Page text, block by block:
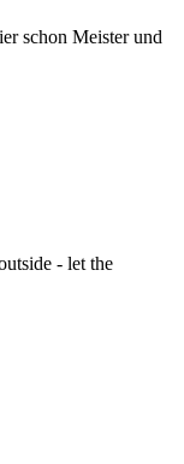
schon Meister und
- let the